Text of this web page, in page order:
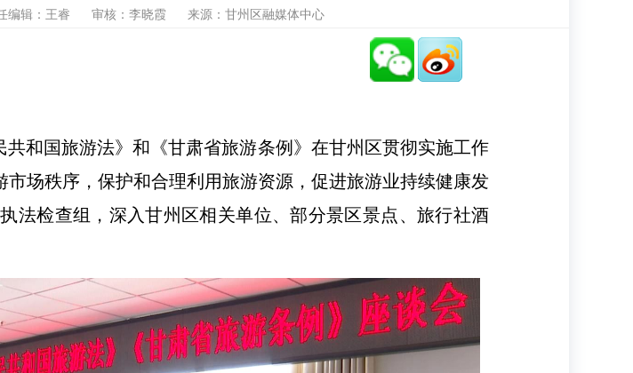
编辑：王睿 审核：李晓霞 来源：甘州区融媒体中心
共和国旅游法》和《甘肃省旅游条例》在甘州区贯彻实施工作
场秩序，保护和合理利用旅游资源，促进旅游业持续健康发
法检查组，深入甘州区相关单位、部分景区景点、旅行社酒